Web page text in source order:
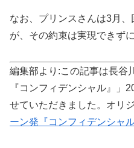
なお、プリンスさんは3月
が、その約束は実現できず
編集部より:この記事は長谷
『コンフィデンシャル』」
せていただきました。オリ
ーン発『コンフィデンシャル